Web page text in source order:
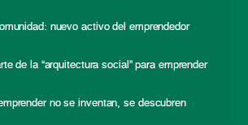
nuevo activo del emprendedor
de la “arquitectura social” para emprender
no se inventan, se descubren